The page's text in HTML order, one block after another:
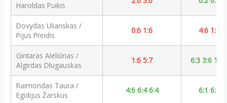
Haroldas Puikis
Dovydas Ulianskas /
Pijus Preidis
0:6 1:6 4:6 1:6
Gintaras Aleliūnas /
Algirdas Dlugauskas
1:6 5:7 6:3 3:6
Raimondas Taura /
Egidijus Žarskus
4:6 6:4 6:4 6:1 6:4